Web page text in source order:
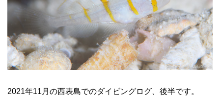
2021年11月の西表島でのダイビングログ、後半です。